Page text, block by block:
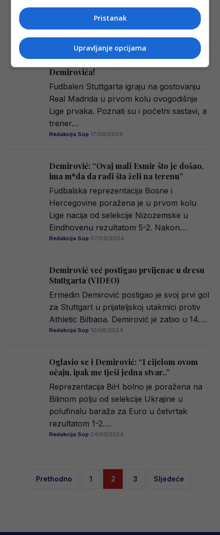
kola Lige prvaka. Još uvijek nema
pogodaka, a moglo ih je biti. Bh. napadač…
Redakcija Sop·22/10/2024
Poznati sastavi: Hladan tuš za Ermedina
Demirovića!
Fudbaleri Stuttgarta igraju na gostovanju
Real Madrida u prvom kolu ovogodišnje
Lige prvaka. Poznati su i početni sastavi, a
trener…
Redakcija Sop·17/09/2024
Demirović: “Ovaj mali Esmir što je došao,
ima m*da da radi šta želi na terenu”
Fudbalska reprezentacija Bosne i
Hercegovine poražena je u prvom kolu
Lige nacija od selekcije Nizozemske u
Eindhovenu rezultatom 5-2. Nakon…
Redakcija Sop·07/09/2024
Demirović već postigao prvijenac u dresu
Stuttgarta (VIDEO)
Ermedin Demirović postigao je svoj prvi gol
za Stuttgart u prijateljskoj utakmici protiv
Athletic Bilbaoa. Demirović je zabio u 14….
Redakcija Sop·10/08/2024
Oglasio se i Demirović: “I cijelom ovom
očaju, ipak me tješi jedna stvar..”
Reprezentacija BiH bolno je poražena na
Bilinom polju od selekcije Ukrajine u
polufinalu baraža za Euro u četvrtak
rezultatom 1-2….
Redakcija Sop·24/03/2024
Posts
Prethodno 1 2 3 Sljedeće
Pristanak
Upravljanje opcijama